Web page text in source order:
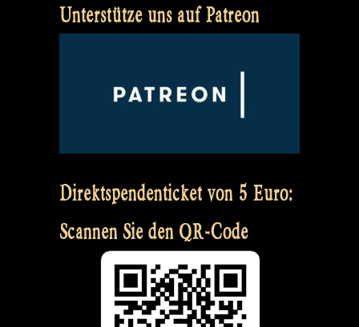
Unterstütze uns auf Patreon
Direktspendenticket von 5 Euro:
Scannen Sie den QR-Code